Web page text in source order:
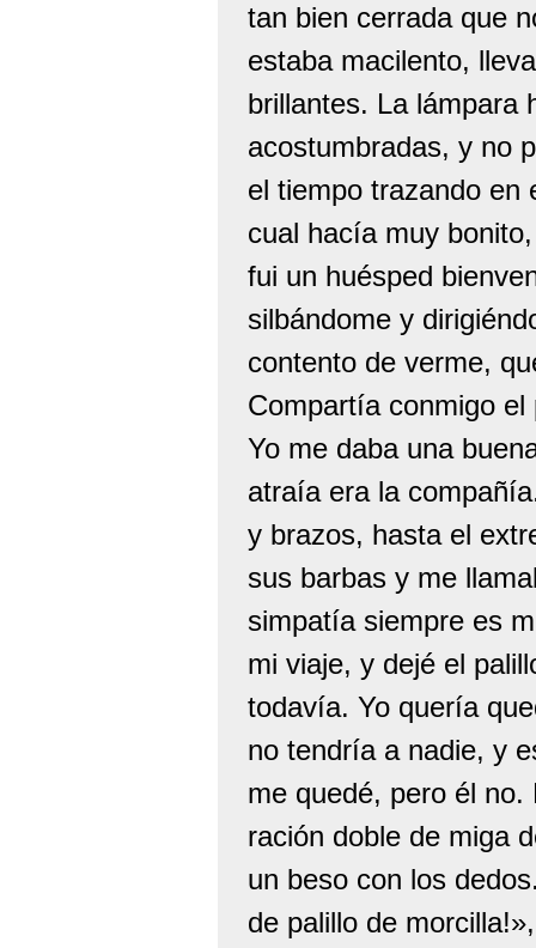
tan bien cerrada que
estaba macilento,
brillantes. La lámpara
acostumbradas, y no
el tiempo trazando en
cual hacía muy
fui un huésped
silbándome y
contento de verme,
Compartía conmigo
Yo me daba una
atraía era la
y brazos, hasta el
sus barbas y me
simpatía siempre es
mi viaje, y dejé el
todavía. Yo quería
no tendría a nadie, y
me quedé, pero él
ración doble de miga
un beso con los
de palillo de